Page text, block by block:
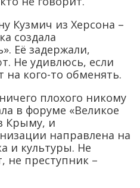
Кузмич из Херсона –
создала
Её задержали,
Не удивлюсь, если
кого-то обменять.
плохого никому
в форуме «Великое
Крыму, и
направлена на
и культуры. Не
не преступник –